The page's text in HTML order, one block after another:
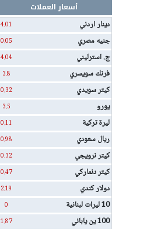
أسعار العملات
دينار اردني
4.01
جنيه مصري 0.05
ج. استرليني 4.04
فرنك سويسري 3.8
كيتر سويدي 0.32
يورو 3.5
ليرة تركية 0.11
ريال سعودي 0.98
كيتر نرويجي 0.32
كيتر دنماركي 0.47
دولار كندي 2.19
10 ليرات لبنانية 0
100 ين ياباني 1.87